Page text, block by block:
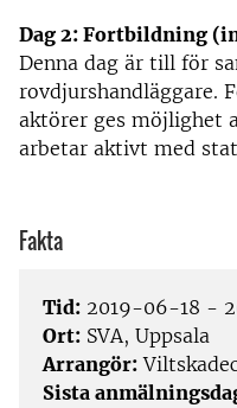
Dag 2: Fortbildning
Denna dag är till för
rovdjurshandläggare.
aktörer ges möjlighet
arbetar aktivt med
Fakta
Tid: 2019-06-18 -
Ort: SVA, Uppsala
Arrangör:
Sista